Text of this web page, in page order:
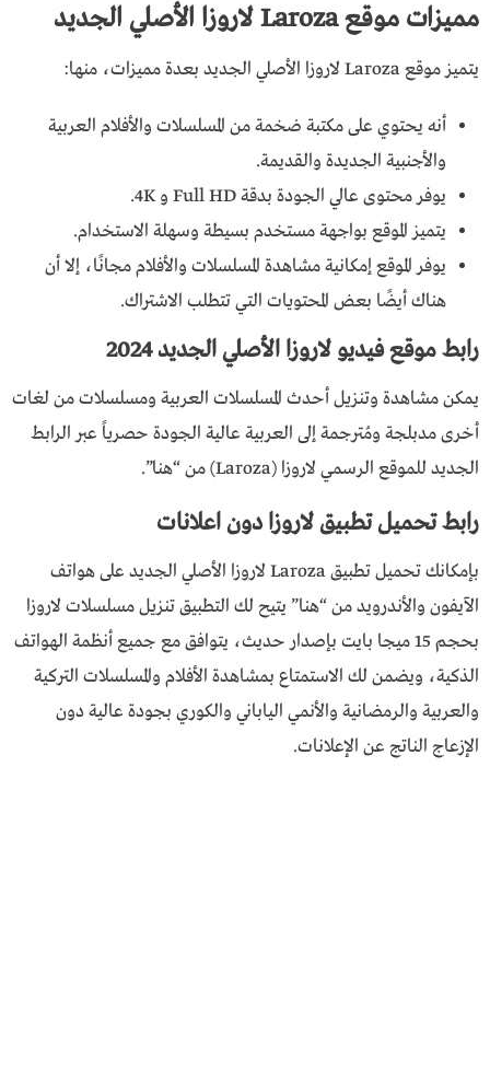
مميزات موقع Laroza لاروزا الأصلي الجديد
يتميز موقع Laroza لاروزا الأصلي الجديد بعدة مميزات، منها:
أنه يحتوي على مكتبة ضخمة من المسلسلات والأفلام العربية
والأجنبية الجديدة والقديمة.
يوفر محتوى عالي الجودة بدقة Full HD و 4K.
يتميز الموقع بواجهة مستخدم بسيطة وسهلة الاستخدام.
يوفر الموقع إمكانية مشاهدة المسلسلات والأفلام مجانًا، إلا أن
هناك أيضًا بعض المحتويات التي تتطلب الاشتراك.
رابط موقع فيديو لاروزا الأصلي الجديد 2024
يمكن مشاهدة وتنزيل أحدث المسلسلات العربية ومسلسلات من لغات
أخرى مدبلجة ومُترجمة إلى العربية عالية الجودة حصرياً عبر الرابط
الجديد للموقع الرسمي لاروزا (Laroza) من “هنــا”.
رابط تحميل تطبيق لاروزا دون اعلانات
بإمكانك تحميل تطبيق Laroza لاروزا الأصلي الجديد على هواتف
الآيفون والأندرويد من “هنــا” يتيح لك التطبيق تنزيل مسلسلات لاروزا
بحجم 15 ميجا بايت بإصدار حديث، يتوافق مع جميع أنظمة الهواتف
الذكية، ويضمن لك الاستمتاع بمشاهدة الأفلام والمسلسلات التركية
والعربية والرمضانية والأنمي الياباني والكوري بجودة عالية دون
الإزعاج الناتج عن الإعلانات.